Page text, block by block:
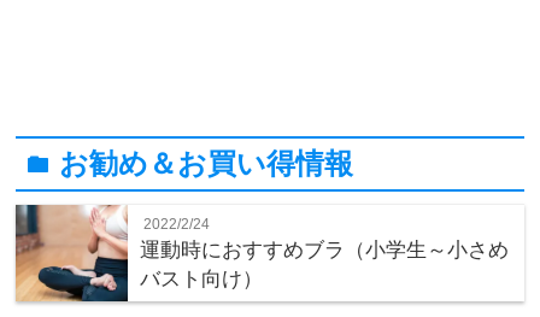
folder お勧め＆お買い得情報
2022/2/24
運動時におすすめブラ（小学生～小さめ
バスト向け）